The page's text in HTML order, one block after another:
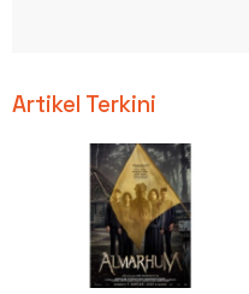
Artikel Terkini